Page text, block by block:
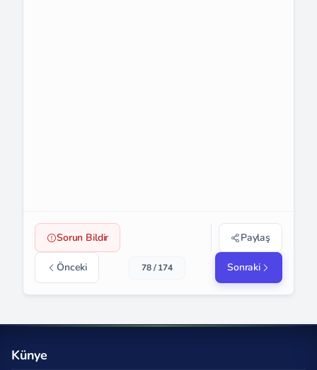
Sorun Bildir Paylaş
Önceki 78 / 174 Sonraki
Künye